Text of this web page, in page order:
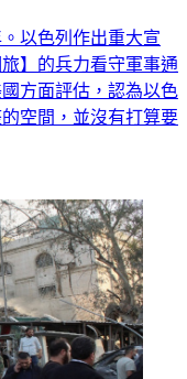
以色列作出重大宣
】的兵力看守軍事通
方面評估，認為以色
空間，並沒有打算要